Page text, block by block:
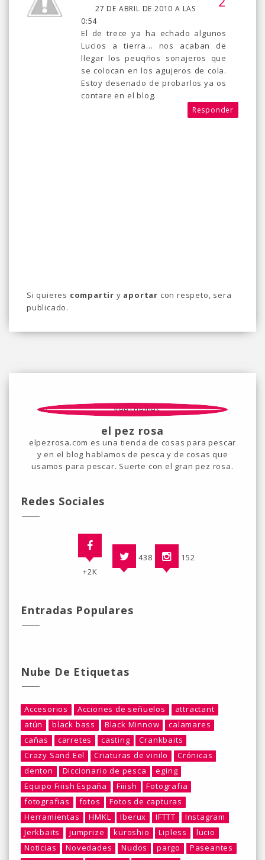
27 DE ABRIL DE 2010 A LAS
0:54
El de trece ya ha echado algunos
Lucios a tierra... nos acaban de
llegar los peuqños sonajeros que
se colocan en los agujeros de cola.
Estoy desenado de probarlos ya os
contare en el blog.
Responder
Si quieres compartir y aportar con respeto, sera
publicado.
el pez rosa
elpezrosa.com es una tienda de cosas para pescar
y en el blog hablamos de pesca y de cosas que
usamos para pescar. Suerte con el gran pez rosa.
Redes Sociales
+2K
438 152
Entradas Populares
Nube De Etiquetas
Accesorios Acciones de señuelos
attractant
atún
black bass Black Minnow
calamares
cañas
carretes casting
Crankbaits
Crazy Sand Eel
Criaturas de vinilo
Crónicas
denton
Diccionario de pesca
eging
Equipo Fiiish España
Fiiish
Fotografia
fotografias
fotos
Fotos de capturas
Herramientas
HMKL Iberux IFTTT
Instagram
Jerkbaits
jumprize kuroshio Lipless
lucio
Noticias
Novedades Nudos pargo
Paseantes